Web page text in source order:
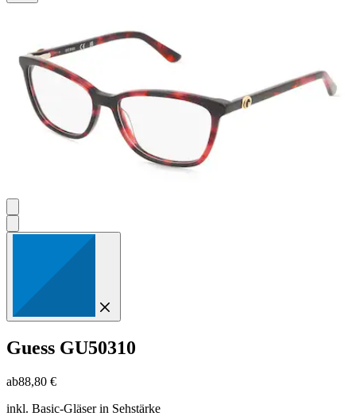
5
Guess GU50310
ab88,80 €
inkl. Basic-Gläser in Sehstärke